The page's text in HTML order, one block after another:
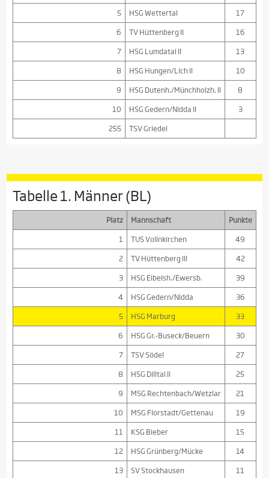
5
HSG Wettertal
17
6
TV Hüttenberg II
16
7
HSG Lumdatal II
13
8
HSG Hungen/Lich II
10
9
HSG Dutenh./Münchholzh. II
8
10
HSG Gedern/Nidda II
3
255
TSV Griedel
Tabelle 1. Männer (BL)
Platz Mannschaft
Punkte
1
TUS Vollnkirchen
49
2
TV Hüttenberg III
42
3
HSG Eibelsh./Ewersb.
39
4
HSG Gedern/Nidda
36
5
HSG Marburg
33
6
HSG Gr.-Buseck/Beuern
30
7
TSV Södel
27
8
HSG Dilltal II
25
9
MSG Rechtenbach/Wetzlar
21
10
MSG Florstadt/Gettenau
19
11
KSG Bieber
15
12
HSG Grünberg/Mücke
14
13
SV Stockhausen
11